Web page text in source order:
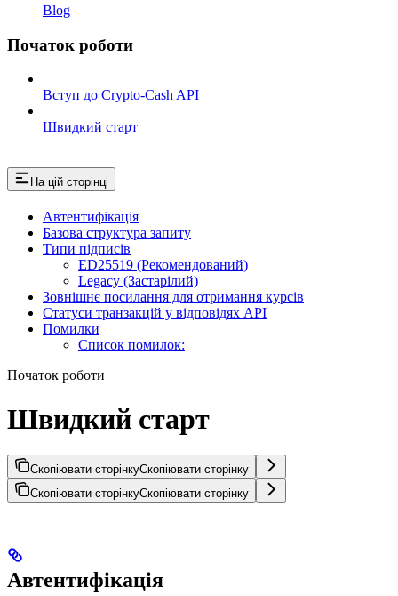
Blog
Початок роботи
Вступ до Crypto-Cash API
Швидкий старт
На цій сторінці
Автентифікація
Базова структура запиту
Типи підписів
ED25519 (Рекомендований)
Legacy (Застарілий)
Зовнішнє посилання для отримання курсів
Статуси транзакцій у відповідях API
Помилки
Список помилок:
Початок роботи
Швидкий старт
Скопіювати сторінкуСкопіювати сторінку
Скопіювати сторінкуСкопіювати сторінку
Автентифікація